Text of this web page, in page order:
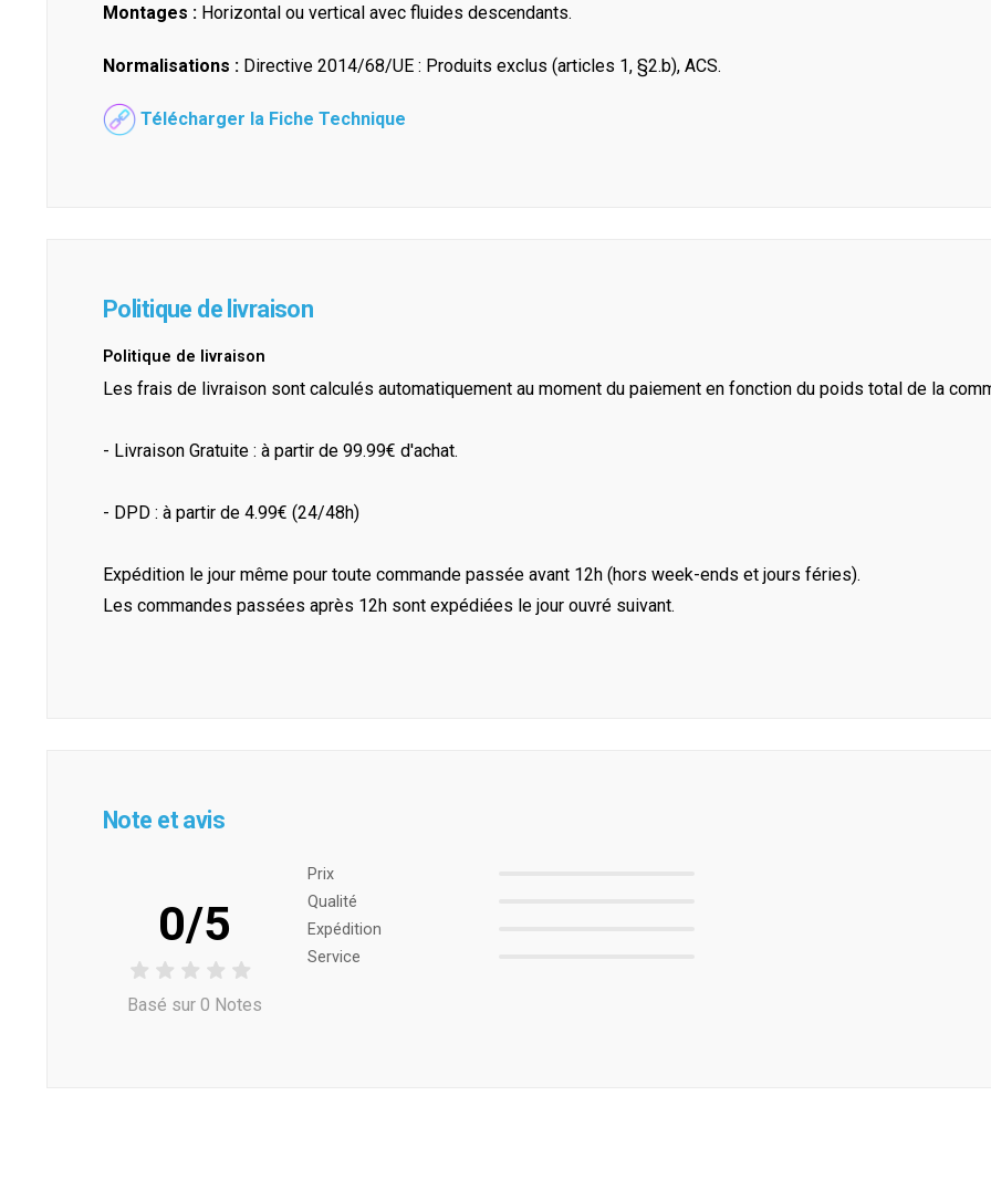
Montages : Horizontal ou vertical avec fluides descendants.
Normalisations : Directive 2014/68/UE : Produits exclus (articles 1, §2.b), ACS.
Télécharger la Fiche Technique
Politique de livraison
Politique de livraison
Les frais de livraison sont calculés automatiquement au moment du paiement en fonction du poids total de la
- Livraison Gratuite : à partir de 99.99€ d'achat.
- DPD : à partir de 4.99€ (24/48h)
Expédition le jour même pour toute commande passée avant 12h (hors week-ends et jours féries).
Les commandes passées après 12h sont expédiées le jour ouvré suivant.
Note et avis
0/5
Basé sur 0 Notes
Prix ​​
Qualité
Expédition
Service